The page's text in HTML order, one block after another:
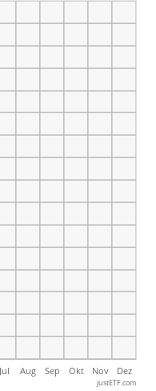
Jul Aug Sep Okt Nov Dez
justETF.com